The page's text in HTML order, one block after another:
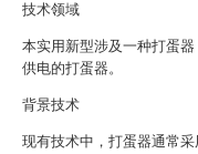
技术领域
本实用新型涉及一种打蛋
供电的打蛋器。
背景技术
现有技术中，打蛋器通常